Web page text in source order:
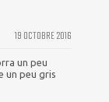
19 OCTOBRE 2016
un peu
un peu gris